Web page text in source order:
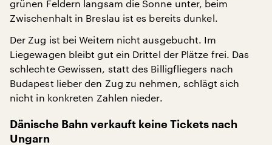
grünen Feldern langsam die Sonne unter, beim
Zwischenhalt in Breslau ist es bereits dunkel.
Der Zug ist bei Weitem nicht ausgebucht. Im
Liegewagen bleibt gut ein Drittel der Plätze frei. Das
schlechte Gewissen, statt des Billigfliegers nach
Budapest lieber den Zug zu nehmen, schlägt sich
nicht in konkreten Zahlen nieder.
Dänische Bahn verkauft keine Tickets nach
Ungarn